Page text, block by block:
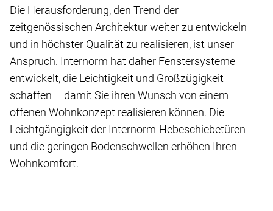
Die Herausforderung, den Trend der
zeitgenössischen Architektur weiter zu entwickeln
und in höchster Qualität zu realisieren, ist unser
Anspruch. Internorm hat daher Fenstersysteme
entwickelt, die Leichtigkeit und Großzügigkeit
schaffen – damit Sie ihren Wunsch von einem
offenen Wohnkonzept realisieren können. Die
Leichtgängigkeit der Internorm-Hebeschiebetüren
und die geringen Bodenschwellen erhöhen Ihren
Wohnkomfort.